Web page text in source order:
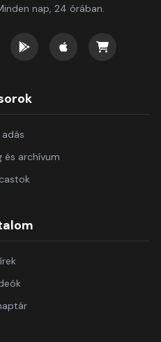
nap, 24 órában.
adás
és archívum